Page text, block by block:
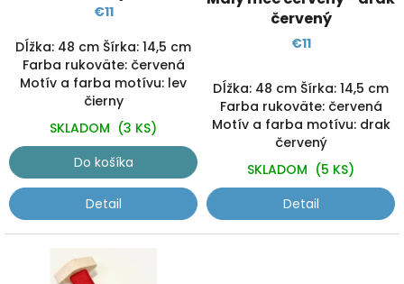
€11
Dĺžka: 48 cm Šírka: 14,5 cm
Farba rukoväte: červená
Motív a farba motívu: lev
čierny
SKLADOM (3 KS)
Do košíka
Detail
červený
€11
Dĺžka: 48 cm Šírka: 14,5 cm
Farba rukoväte: červená
Motív a farba motívu: drak
červený
SKLADOM (5 KS)
Detail